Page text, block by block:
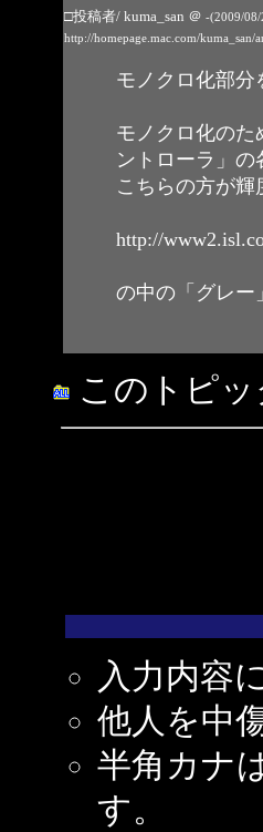
□投稿者/ kuma_san ＠ -(2009/
http://homepage.mac.com/kuma_san/
モノクロ化部分
モノクロ化のた
ントローラ」
こちらの方が
http://
の中の「グレー
このトピ
入力内容
他人を中
半角カナ
す。